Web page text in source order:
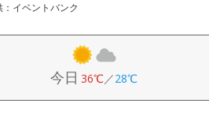
イベントバンク
今日 36℃／28℃